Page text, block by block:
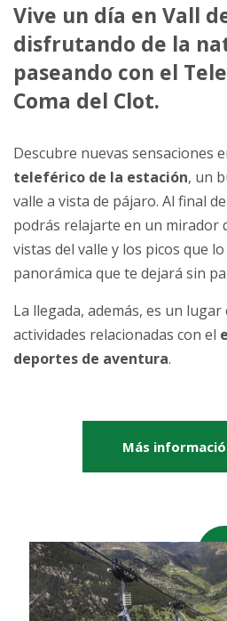
Vive un día en Vall
disfrutando de la
paseando con el
Coma del Clot.
Descubre nuevas sensaciones
teleférico de la estación, un
valle a vista de pájaro. Al final
podrás relajarte en un mirador
vistas del valle y los picos que
panorámica que te dejará sin
La llegada, además, es un
actividades relacionadas con el
deportes de aventura.
Más